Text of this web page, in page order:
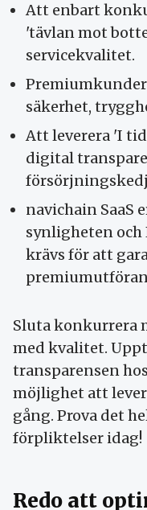
Att enbart
'tävlan mot
servicekvalitet.
säkerhet,
Att leverera 'I
digital
navichain SaaS
synligheten och
krävs för att
Sluta konkurrera
med kvalitet.
transparensen
möjlighet att
gång. Prova det
förpliktelser idag!
Redo att